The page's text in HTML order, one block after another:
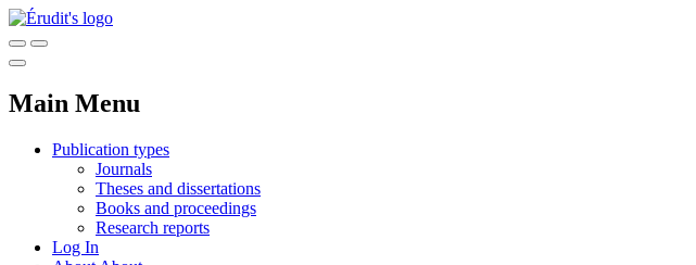
Main Menu
Publication types
Journals
Theses and dissertations
Books and proceedings
Research reports
Log In